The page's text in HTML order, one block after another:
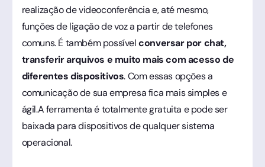
realização de videoconferência e, até mesmo,
funções de ligação de voz a partir de telefones
comuns. É também possívelconversar por chat,
transferir arquivos e muito mais com acesso de
diferentes dispositivos. Com essas opções a
comunicação de sua empresa fica mais simples e
ágil.A ferramenta é totalmente gratuita e pode ser
baixada para dispositivos de qualquer sistema
operacional.